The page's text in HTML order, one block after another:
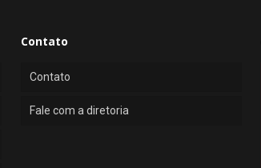
Contato
Contato
Fale com a diretoria